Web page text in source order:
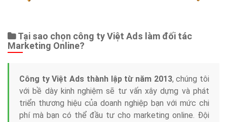
Tại sao chọn công ty Việt Ads làm đối tác
Marketing Online?
Công ty Việt Ads thành lập từ năm 2013, chúng tôi
với bề dày kinh nghiệm sẽ tư vấn xây dựng và phát
triển thương hiệu của doanh nghiệp bạn với mức chi
phí mà bạn có thể đầu tư cho marketing online. Đội